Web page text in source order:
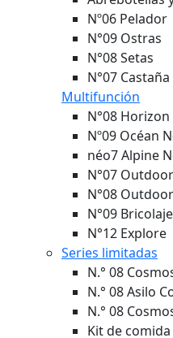
Nº06 Pelador
N°09 Ostras
N°08 Setas
N°07
Multifunción
N°08 Horizon
Nº09 Océan
néo7 Alpine
N°07
N°08 Outdoor
N°09 Bricolaje
N°12 Explore
Series limitadas
N.° 08
N.° 08 Asilo
N.° 08
Kit de